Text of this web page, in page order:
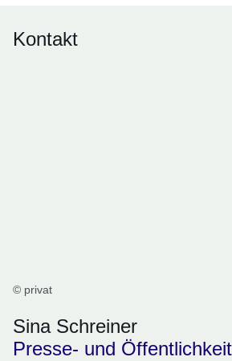
Kontakt
© privat
Sina Schreiner
Presse- und